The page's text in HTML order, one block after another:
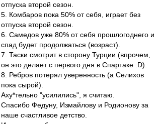
отпуска второй сезон.
5. Комбаров пока 50% от себя, играет без
отпуска второй сезон.
6. Самедов уже 80% от себя прошлогоднего и
спад будет продолжаться (возраст).
7. Таски смотрит в сторону Турции (впрочем,
он это делает с первого дня в Спартаке :D).
8. Ребров потерял уверенность (а Селихов
пока сырой).
Аху*тельно "усилились", я считаю.
Спасибо Федуну, Измайлову и Родионову за
наше счастливое детство.